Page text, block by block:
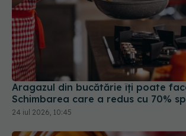
Aragazul din bucătărie îți poate
Schimbarea care a redus cu 70%
24 iul 2026, 10:45